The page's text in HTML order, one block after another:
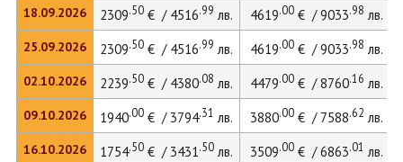
18.09.2026
25.09.2026
02.10.2026
09.10.2026
16.10.2026
2309.50€ / 4516.99 лв. 4619.00€ / 9033.98 лв.
2309.50€ / 4516.99 лв. 4619.00€ / 9033.98 лв.
2239.50€ / 4380.08 лв. 4479.00€ / 8760.16 лв.
1940.00€ / 3794.31 лв. 3880.00€ / 7588.62 лв.
1754.50€ / 3431.50лв. 3509.00€ / 6863.01 лв.